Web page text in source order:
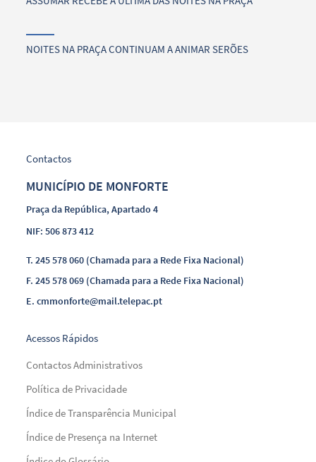
NOITES NA PRAÇA CONTINUAM A ANIMAR SERÕES
Contactos
MUNICÍPIO DE MONFORTE
Praça da República, Apartado 4
NIF: 506 873 412
T.245 578 060 (Chamada para a Rede Fixa Nacional)
F.245 578 069 (Chamada para a Rede Fixa Nacional)
E.cmmonforte@mail.telepac.pt
Acessos Rápidos
Contactos Administrativos
Política de Privacidade
Índice de Transparência Municipal
Índice de Presença na Internet